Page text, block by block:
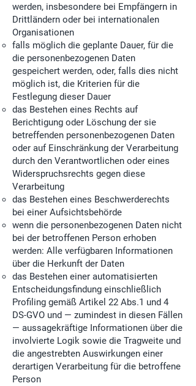
werden, insbesondere bei Empfängern in
Drittländern oder bei internationalen
Organisationen
falls möglich die geplante Dauer, für die
die personenbezogenen Daten
gespeichert werden, oder, falls dies nicht
möglich ist, die Kriterien für die
Festlegung dieser Dauer
das Bestehen eines Rechts auf
Berichtigung oder Löschung der sie
betreffenden personenbezogenen Daten
oder auf Einschränkung der Verarbeitung
durch den Verantwortlichen oder eines
Widerspruchsrechts gegen diese
Verarbeitung
das Bestehen eines Beschwerderechts
bei einer Aufsichtsbehörde
wenn die personenbezogenen Daten nicht
bei der betroffenen Person erhoben
werden: Alle verfügbaren Informationen
über die Herkunft der Daten
das Bestehen einer automatisierten
Entscheidungsfindung einschließlich
Profiling gemäß Artikel 22 Abs.1 und 4
DS-GVO und — zumindest in diesen Fällen
— aussagekräftige Informationen über die
involvierte Logik sowie die Tragweite und
die angestrebten Auswirkungen einer
derartigen Verarbeitung für die betroffene
Person